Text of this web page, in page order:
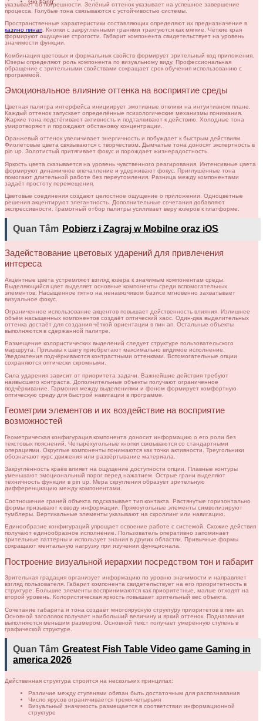
Giỏ hàng
указывает об погрешности. Зелёный оттенок указывает на успешное завершение
процесса. Голубые тона связываются с устойчивостью системы.
Пространственные характеристики составляющих определяют их предназначение в
казино пинап. Кнопки с закруглёнными гранями трактуются как мягкие. Чёткие края
формируют ощущение строгости. Габарит компонента свидетельствует на уровень
значимости функции.
Комбинация цветовых и формальных свойств формирует зрительный код приложения.
Юзеры определяют роль компонента по визуальному виду. Профессиональная
обращение с зрительными свойствами сокращает срок обучения использованию с
программой.
Эмоциональное влияние оттенка на восприятие среды
Цветная палитра интерфейса инициирует эмотивные отклики на интуитивном плане.
Каждый оттенок запускает определённые психологические механизмы понимания.
Жаркие тона подстёгивают активность и подталкивают к действию. Холодные тона
умиротворяют и порождают обстановку концентрации.
Оранжевый оттенок увеличивает энергичность и побуждает к быстрым действиям.
Фиолетовые цвета связываются с творчеством. Дымчатые тона доносят экспертность в
pin up. Золотистый притягивает фокус и порождает жизнерадостность.
Яркость цвета сказывается на уровень чувственного реагирования. Интенсивные цвета
формируют динамичное впечатление и удерживают фокус. Приглушённые тона
помогают длительной работе без переутомления. Разница между компонентами
задаёт простоту перемещения.
Цветовые соединения создают целостное ощущение о приложении. Одноцветные
решения акцентируют элегантность. Дополнительные сочетания добавляют
экспрессивности. Грамотный отбор палитры усиливает веру юзеров к платформе.
Quan Tâm Pobierz i Zagraj w Mobilne oraz iOS
Задействование цветовых ударений для привлечения
интереса
Акцентные цвета устремляют взгляд юзера к значимым компонентам среды.
Выделяющийся цвет выделяет основные компоненты среди вспомогательных
элементов. Насыщенное пятно на ненавязчивом базисе мгновенно захватывает
визуальное фокус.
Ограниченное использование акцентов повышает действенность влияния. Излишнее
объём насыщенных компонентов создаёт оптический хаос. Один-два выделительных
оттенка достаёт для создания чёткой ориентации в пин ап. Остальные объекты
выполняются в сдержанной палитре.
Размещение колористических выделений следует структуре пользовательского
маршрута. Призывы к шагу приобретают максимально видимое исполнение.
Уведомления подчёркиваются контрастными оттенками. Вспомогательные опции
сохраняются оптически скромными.
Сила ударения зависит от приоритета задачи. Важнейшие действия требуют
наивысшего контраста. Дополнительные объекты получают ограниченное
подчёркивание. Гармония между выделениями и фоном формирует комфортную
оптическую среду для быстрой навигации в программе.
Геометрии элементов и их воздействие на восприятие
возможностей
Геометрическая конфигурация компонента доносит информацию о его роли без
текстовых пояснений. Четырёхугольные кнопки связываются со стандартными
операциями. Округлые компоненты понимаются как точки активности. Треугольники
обозначают курс движения или развёртывание материала.
Закруглённость краёв влияет на ощущение доступности опции. Плавные контуры
уменьшают эмоциональный порог перед нажатием. Острые грани выделяют
техничность функции в pin up. Мера скругления образует зрительную
дифференциацию между компонентами.
Соотношение граней объекта подсказывает тип контакта. Растянутые горизонтально
формы призывают к вводу информации. Прямоугольные элементы символизируют
тумблеры. Вертикальные элементы указывают на скроллинг или навигацию.
Единообразие конфигураций упрощает освоение работе с системой. Схожие действия
получают единообразное исполнение. Пользователь оперативно запоминает
зрительные паттерны и использует знания в других областях. Привычные формы
сокращают ментальную нагрузку при изучении функционала.
Построение визуальной иерархии посредством тон и габарит
Зрительная градация организует информацию по уровню значимости и направляет
взгляд пользователя. Габарит компонента свидетельствует на его приоритетность в
структуре. Большие элементы воспринимаются как приоритетные, малые отходят на
второй уровень. Колористическая яркость повышает зрительный вес объекта.
Сочетание габарита и тона создаёт многоярусную структуру приоритетов в пин ап.
Основной заголовок получает наибольший величину и яркий оттенок. Подназвания
выполняются меньшим размером. Основной текст получает умеренную ступень в
графической структуре.
Quan Tâm Greatest Fish Table Video game Gaming in
america 2026
Действенная структура строится на нескольких принципах:
Различие между ступенями обязан быть достаточным для распознавания
Число ярусов ограничивается тремя-четырьмя
Визуальный значимость размещается в соответствии информационной
структуре